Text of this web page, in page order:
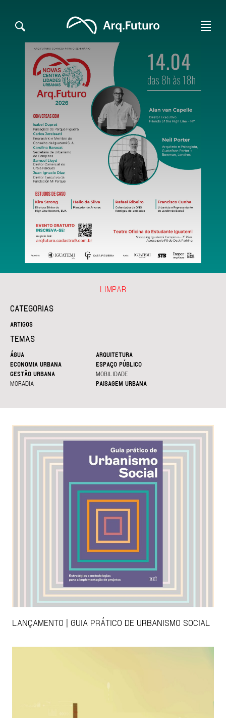
CATEGORIAS
ARTIGOS
TEMAS
ÁGUA
ARQUITETURA
ECONOMIA URBANA
ESPAÇO PÚBLICO
GESTÃO URBANA
MOBILIDADE
MORADIA
PAISAGEM URBANA
LIMPAR
LANÇAMENTO | GUIA PRÁTICO DE URBANISMO SOCIAL